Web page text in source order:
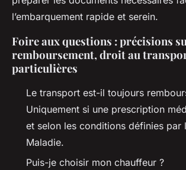
l’embarquement rapide et serein.
Foire aux questions : précisions
remboursement, droit au
particulières
Le transport est-il toujours
Uniquement si une prescription
et selon les conditions définies par
Maladie.
Puis-je choisir mon chauffeur ?